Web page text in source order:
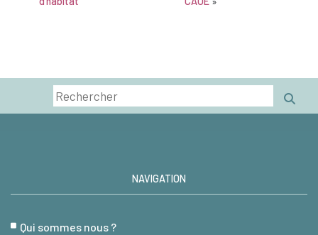
NAVIGATION
Qui sommes nous ?